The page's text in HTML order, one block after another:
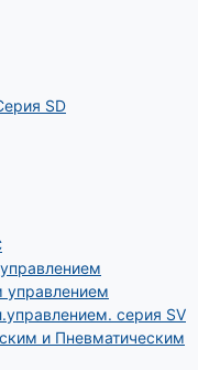
SD
управлением
серия SV
и Пневматическим